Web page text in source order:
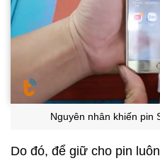
Nguyên nhân khiến pin
Do đó, để giữ cho pin